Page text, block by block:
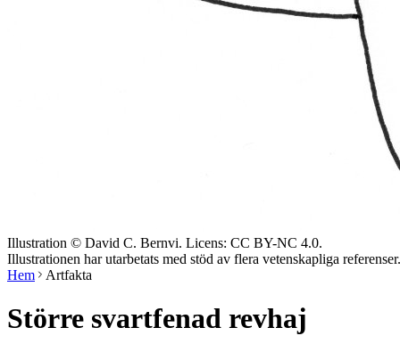
Illustration © David C. Bernvi. Licens: CC BY-NC 4.0.
Illustrationen har utarbetats med stöd av flera vetenskapliga referenser.
Hem
Artfakta
Större svartfenad revhaj